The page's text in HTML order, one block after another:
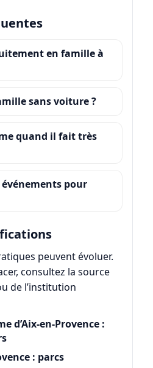
en famille à
sans voiture ?
quand il fait très
pour
peuvent évoluer.
consultez la source
de l’institution
d’Aix-en-Provence :
: parcs